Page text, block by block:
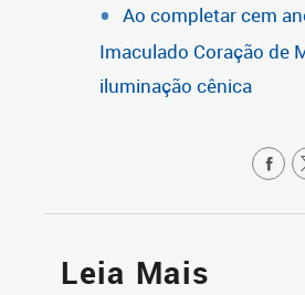
Ao completar cem
Imaculado Coração de
iluminação cênica
Leia Mais